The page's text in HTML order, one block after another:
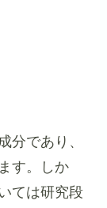
分であり、
す。しか
ては研究段